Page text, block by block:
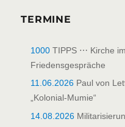
TERMINE
1000 TIPPS ⋯ Kirche
Friedensgespräche
11.06.2026 Paul von
„Kolonial-Mumie“
14.08.2026